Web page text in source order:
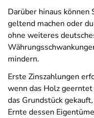
Darüber hinaus können
geltend machen oder
ohne weiteres
mindern.
Erste Zinszahlungen
wenn das Holz
das Grundstück
Ernte dessen